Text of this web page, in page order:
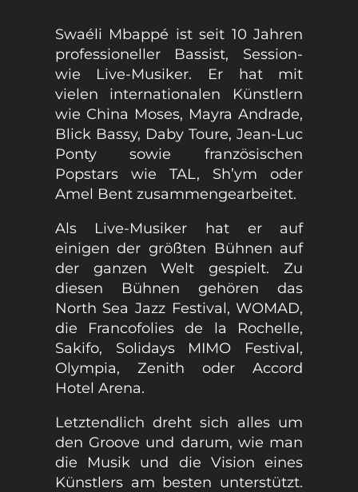
Swaéli Mbappé ist seit 10 Jahren
professioneller Bassist, Session-
wie Live-Musiker. Er hat mit
vielen internationalen Künstlern
wie China Moses, Mayra Andrade,
Blick Bassy, ​​Daby Toure, Jean-Luc
Ponty sowie französischen
Popstars wie TAL, Sh’ym oder
Amel Bent zusammengearbeitet.
Als Live-Musiker hat er auf
einigen der größten Bühnen auf
der ganzen Welt gespielt. Zu
diesen Bühnen gehören das
North Sea Jazz Festival, WOMAD,
die Francofolies de la Rochelle,
Sakifo, Solidays MIMO Festival,
Olympia, Zenith oder Accord
Hotel Arena.
Letztendlich dreht sich alles um
den Groove und darum, wie man
die Musik und die Vision eines
Künstlers am besten unterstützt.